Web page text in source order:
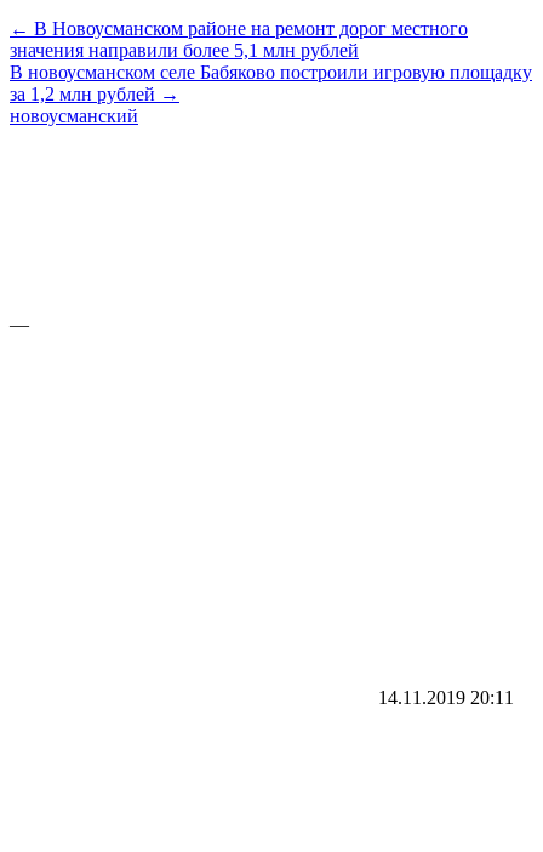
← В Новоусманском районе на ремонт дорог местного
значения направили более 5,1 млн рублей
В новоусманском селе Бабяково построили игровую площадку
за 1,2 млн рублей →
новоусманский
—
14.11.2019 20:11